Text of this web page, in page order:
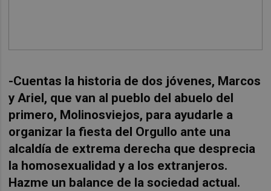
-Cuentas la historia de dos jóvenes, Marcos
y Ariel, que van al pueblo del abuelo del
primero, Molinosviejos, para ayudarle a
organizar la fiesta del Orgullo ante una
alcaldía de extrema derecha que desprecia
la homosexualidad y a los extranjeros.
Hazme un balance de la sociedad actual.